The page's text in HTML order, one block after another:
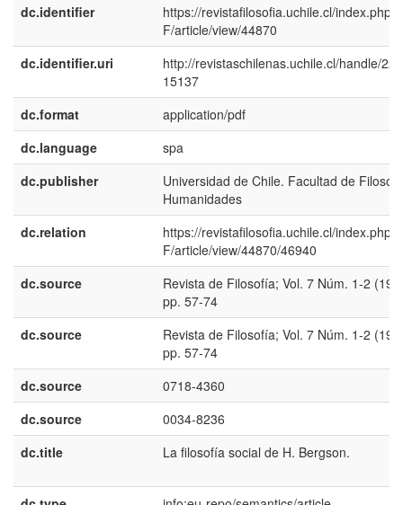
dc.identifier
https://revistafilosofia.uchile.cl/index.php/
F/article/view/44870
dc.identifier.uri
http://revistaschilenas.uchile.cl/handle/
15137
dc.format
application/pdf
dc.language
spa
dc.publisher
Universidad de Chile. Facultad de
Humanidades
dc.relation
https://revistafilosofia.uchile.cl/index.php/
F/article/view/44870/46940
dc.source
Revista de Filosofía; Vol. 7 Núm. 1-2
pp. 57-74
dc.source
Revista de Filosofía; Vol. 7 Núm. 1-2
pp. 57-74
dc.source
0718-4360
dc.source
0034-8236
dc.title
La filosofía social de H. Bergson.